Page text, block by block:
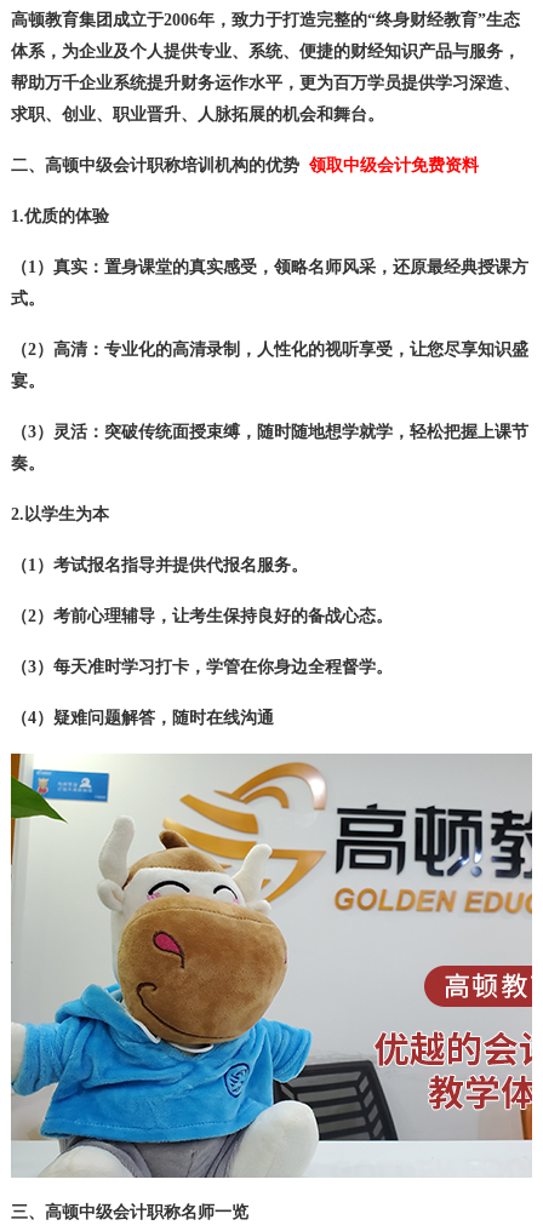
高顿教育集团成立于2006年，致力于打造完整的“终身财经教育”生态
体系，为企业及个人提供专业、系统、便捷的财经知识产品与服务，
帮助万千企业系统提升财务运作水平，更为百万学员提供学习深造、
求职、创业、职业晋升、人脉拓展的机会和舞台。
二、高顿中级会计职称培训机构的优势 领取中级会计免费资料
1.优质的体验
（1）真实：置身课堂的真实感受，领略名师风采，还原最经典授课方
式。
（2）高清：专业化的高清录制，人性化的视听享受，让您尽享知识盛
宴。
（3）灵活：突破传统面授束缚，随时随地想学就学，轻松把握上课节
奏。
2.以学生为本
（1）考试报名指导并提供代报名服务。
（2）考前心理辅导，让考生保持良好的备战心态。
（3）每天准时学习打卡，学管在你身边全程督学。
（4）疑难问题解答，随时在线沟通
三、高顿中级会计职称名师一览